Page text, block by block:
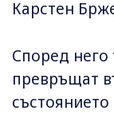
Карстен
Според него
превръщат